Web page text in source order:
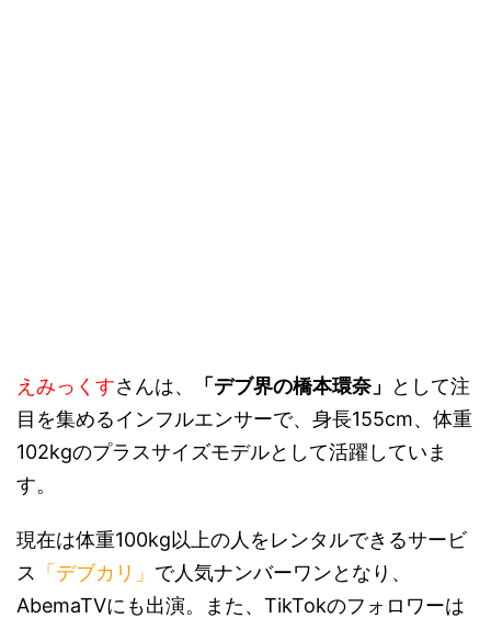
えみっくすさんは、 「デブ界の橋本環奈」
として注
目を集めるインフルエンサーで、身長155cm、体重
102kgのプラスサイズモデルとして活躍していま
す。
現在は体重100kg以上の人をレンタルできるサービ
ス
「デブカリ」 で人気ナンバーワンとなり、
AbemaTVにも出演。また、TikTokのフォロワーは